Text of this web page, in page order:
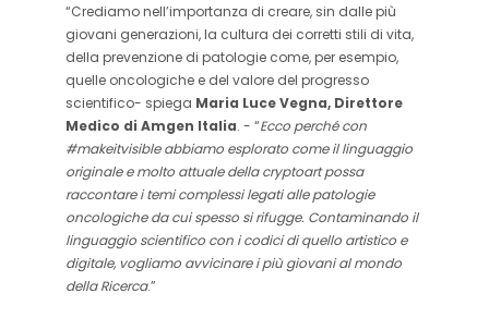
“Crediamo nell’importanza di creare, sin dalle più
giovani generazioni, la cultura dei corretti stili di vita,
della prevenzione di patologie come, per esempio,
quelle oncologiche e del valore del progresso
scientifico- spiega Maria Luce Vegna, Direttore
Medico di Amgen Italia. - “Ecco perché con
#makeitvisible abbiamo esplorato come il linguaggio
originale e molto attuale della cryptoart possa
raccontare i temi complessi legati alle patologie
oncologiche da cui spesso si rifugge. Contaminando il
linguaggio scientifico con i codici di quello artistico e
digitale, vogliamo avvicinare i più giovani al mondo
della Ricerca.”